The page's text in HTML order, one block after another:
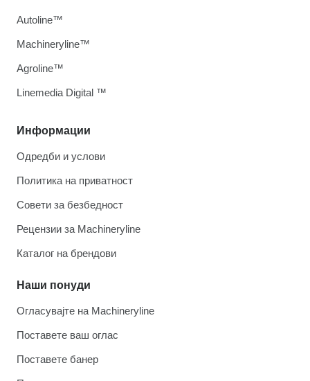
Информации
Одредби и услови
Политика на приватност
Совети за безбедност
Рецензии за Machineryline
Каталог на брендови
Наши понуди
Огласувајте на Machineryline
Поставете ваш оглас
Поставете банер
Autoline™
Machineryline™
Agroline™
Linemedia Digital ™